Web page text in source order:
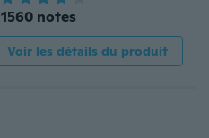
1560 notes
Voir les détails du produit